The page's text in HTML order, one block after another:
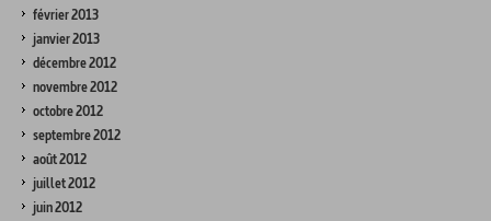
février 2013
janvier 2013
décembre 2012
novembre 2012
octobre 2012
septembre 2012
août 2012
juillet 2012
juin 2012